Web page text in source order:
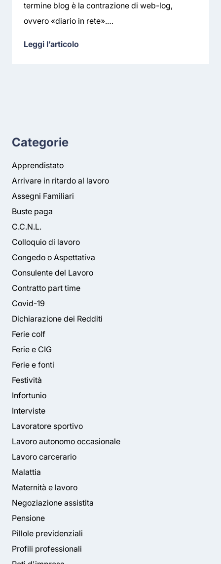
termine blog è la contrazione di web-log,
ovvero «diario in rete».…
Leggi l’articolo
Categorie
Apprendistato
Arrivare in ritardo al lavoro
Assegni Familiari
Buste paga
C.C.N.L.
Colloquio di lavoro
Congedo o Aspettativa
Consulente del Lavoro
Contratto part time
Covid-19
Dichiarazione dei Redditi
Ferie colf
Ferie e CIG
Ferie e fonti
Festività
Infortunio
Interviste
Lavoratore sportivo
Lavoro autonomo occasionale
Lavoro carcerario
Malattia
Maternità e lavoro
Negoziazione assistita
Pensione
Pillole previdenziali
Profili professionali